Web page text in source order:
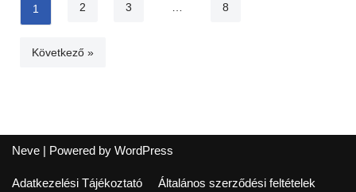
1 2 3 8
Következő »
Neve | Powered by WordPress
Adatkezelési Tájékoztató Általános szerződési feltételek